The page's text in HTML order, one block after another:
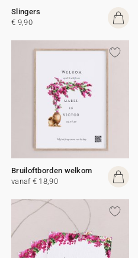
Slingers
€ 9,90
Bruiloftborden welkom
vanaf € 18,90